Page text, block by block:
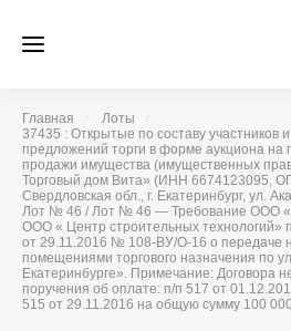
Главная
Лоты
37435 : Открытые по составу участников
предложений торги в форме аукциона
продажи имущества (имущественных
Торговый дом Вита» (ИНН 6674123095,
Свердловская обл., г. Екатеринбург, ул.
Лот № 46 / Лот № 46 — Требование ООО
ООО « Центр строительных технологий»
от 29.11.2016 № 108-ВУ/О-16 о передаче
помещениями торгового назначения по
Екатеринбурге». Примечание: Договора
поручения об оплате: п/п 517 от
515 от 29.11.2016 на общую сумму 100